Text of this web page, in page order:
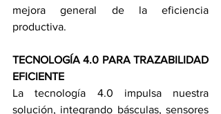
mejora general de la eficiencia
productiva.
TECNOLOGÍA 4.0 PARA TRAZABILIDAD
EFICIENTE
La tecnología 4.0 impulsa nuestra
solución, integrando básculas, sensores